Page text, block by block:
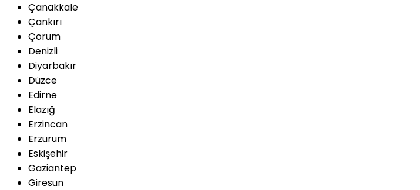
Çanakkale
Çankırı
Çorum
Denizli
Diyarbakır
Düzce
Edirne
Elazığ
Erzincan
Erzurum
Eskişehir
Gaziantep
Giresun